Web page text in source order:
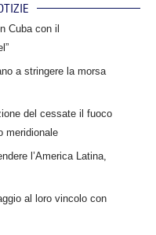
Cuba con il
a stringere la morsa
del cessate il fuoco
meridionale
l’America Latina,
al loro vincolo con